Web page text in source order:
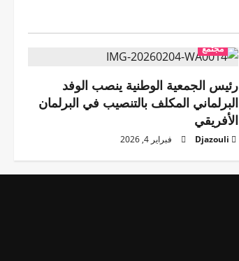
مجتمع
رئيس الجمعية الوطنية ينصب الوفد
البرلماني المكلف بالتنصيب في البرلمان
الأفريقي
Djazouli فبراير 4, 2026